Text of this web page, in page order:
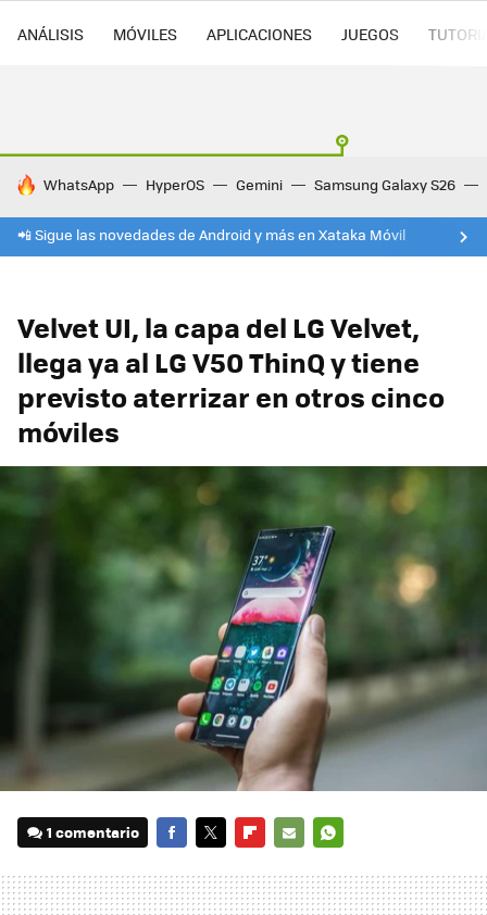
ANÁLISIS MÓVILES APLICACIONES JUEGOS
HOY SE HABLA DE
WhatsApp HyperOS Gemini Samsung Galaxy S26
📲 Sigue las novedades de Android y más en Xataka Móvil
Velvet UI, la capa del LG Velvet,
llega ya al LG V50 ThinQ y tiene
previsto aterrizar en otros cinco
móviles
1 comentario
MAIL